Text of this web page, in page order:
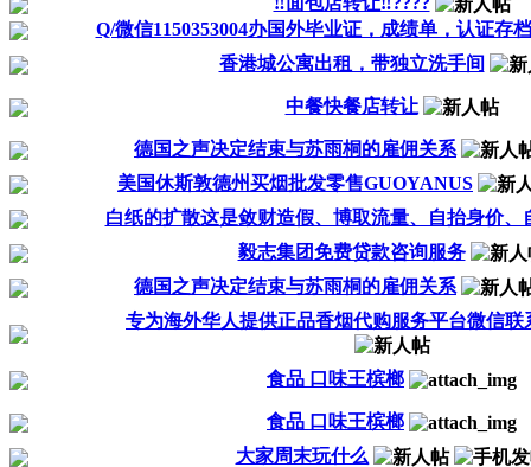
Q/微信1150353004办国外毕业证，成绩单，认证存
香港城公寓出租，带独立洗手间
中餐快餐店转让
德国之声决定结束与苏雨桐的雇佣关系
美国休斯敦德州买烟批发零售GUOYANUS
白纸的扩散这是敛财造假、博取流量、自抬身价、
毅志集团免费贷款咨询服务
德国之声决定结束与苏雨桐的雇佣关系
专为海外华人提供正品香烟代购服务平台微信联
食品 口味王槟榔
食品 口味王槟榔
大家周末玩什么